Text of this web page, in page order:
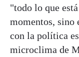
"todo lo que
momentos, sino
con la política
microclima de